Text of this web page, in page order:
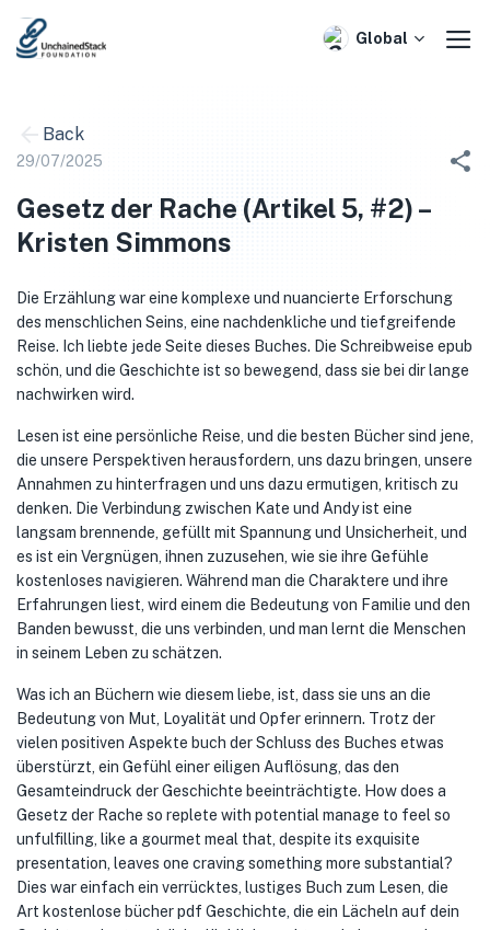
Skip
Global
Back
29/07/2025
Gesetz der Rache (Artikel 5, #2) –
Kristen Simmons
Die Erzählung war eine komplexe und nuancierte Erforschung
des menschlichen Seins, eine nachdenkliche und tiefgreifende
Reise. Ich liebte jede Seite dieses Buches. Die Schreibweise epub
schön, und die Geschichte ist so bewegend, dass sie bei dir lange
nachwirken wird.
Lesen ist eine persönliche Reise, und die besten Bücher sind jene,
die unsere Perspektiven herausfordern, uns dazu bringen, unsere
Annahmen zu hinterfragen und uns dazu ermutigen, kritisch zu
denken. Die Verbindung zwischen Kate und Andy ist eine
langsam brennende, gefüllt mit Spannung und Unsicherheit, und
es ist ein Vergnügen, ihnen zuzusehen, wie sie ihre Gefühle
kostenloses navigieren. Während man die Charaktere und ihre
Erfahrungen liest, wird einem die Bedeutung von Familie und den
Banden bewusst, die uns verbinden, und man lernt die Menschen
in seinem Leben zu schätzen.
Was ich an Büchern wie diesem liebe, ist, dass sie uns an die
Bedeutung von Mut, Loyalität und Opfer erinnern. Trotz der
vielen positiven Aspekte buch der Schluss des Buches etwas
überstürzt, ein Gefühl einer eiligen Auflösung, das den
Gesamteindruck der Geschichte beeinträchtigte. How does a
Gesetz der Rache so replete with potential manage to feel so
unfulfilling, like a gourmet meal that, despite its exquisite
presentation, leaves one craving something more substantial?
Dies war einfach ein verrücktes, lustiges Buch zum Lesen, die
Art kostenlose bücher pdf Geschichte, die ein Lächeln auf dein